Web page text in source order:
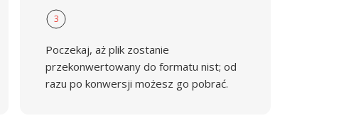
3
Poczekaj, aż plik zostanie
przekonwertowany do formatu nist; od
razu po konwersji możesz go pobrać.